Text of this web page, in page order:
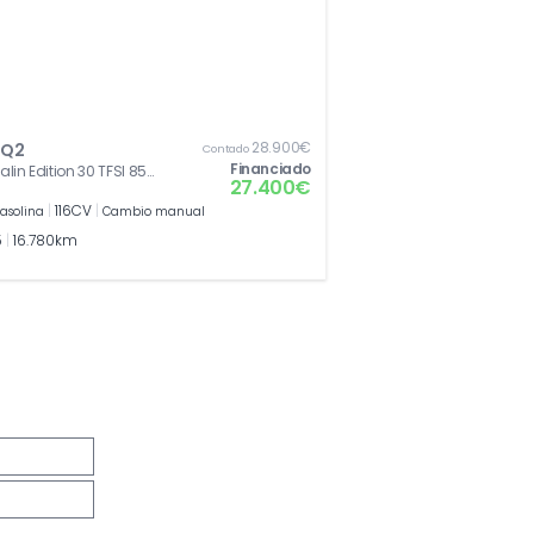
Edition 30 TFSI 85
Contado28.900€
Financiado
27.400€
116CV Cambio manual
16.780km